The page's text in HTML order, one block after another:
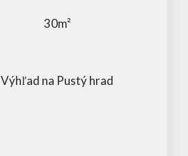
30m²
Výhľad na Pustý hrad